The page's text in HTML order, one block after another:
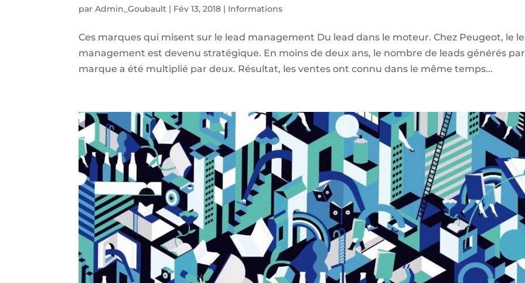
parAdmin_Goubault | Fév 13, 2018 | Informations
Ces marques qui misent sur le lead management Du lead dans le moteur. Chez Peugeot, le
management est devenu stratégique. En moins de deux ans, le nombre de leads générés
marque a été multiplié par deux. Résultat, les ventes ont connu dans le même temps...